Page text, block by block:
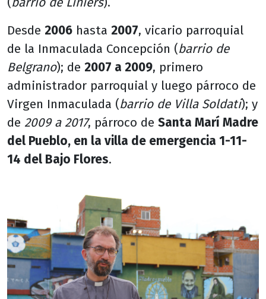
Desde 2006 hasta 2007, vicario parroquial
de la Inmaculada Concepción (barrio de
Belgrano); de 2007 a 2009, primero
administrador parroquial y luego párroco de
Virgen Inmaculada (barrio de Villa Soldati); y
de 2009 a 2017, párroco de Santa Marí Madre
del Pueblo, en la villa de emergencia 1-11-
14 del Bajo Flores.